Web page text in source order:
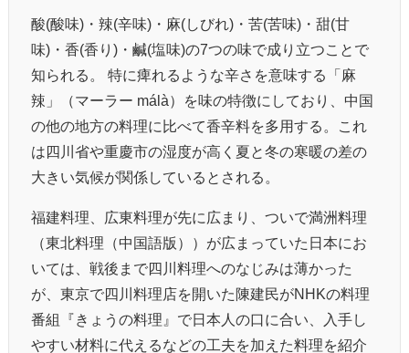
酸(酸味)・辣(辛味)・麻(しびれ)・苦(苦味)・甜(甘
味)・香(香り)・鹹(塩味)の7つの味で成り立つことで
知られる。 特に痺れるような辛さを意味する「麻
辣」（マーラー málà）を味の特徴にしており、中国
の他の地方の料理に比べて香辛料を多用する。これ
は四川省や重慶市の湿度が高く夏と冬の寒暖の差の
大きい気候が関係しているとされる。
福建料理、広東料理が先に広まり、ついで満洲料理
（東北料理（中国語版））が広まっていた日本にお
いては、戦後まで四川料理へのなじみは薄かった
が、東京で四川料理店を開いた陳建民がNHKの料理
番組『きょうの料理』で日本人の口に合い、入手し
やすい材料に代えるなどの工夫を加えた料理を紹介